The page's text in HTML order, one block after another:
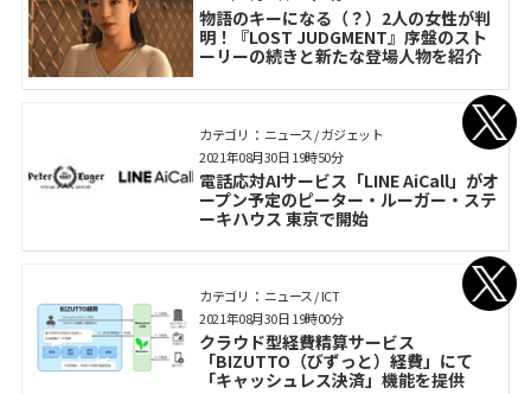
物語のキーになる（？）2人の女性が判
明！『LOST JUDGMENT』序盤のスト
ーリーの続きと新たな登場人物を紹介
カテゴリ： ニュース / ガジェット
電話応対AIサービス「LINE AiCall」がオ
ープン予定のピーター・ルーガー・ステ
ーキハウス 東京で開始
2021年08月30日 19時50分
カテゴリ： ニュース / ICT
クラウド型経費精算サービス
「BIZUTTO（びずっと）経費」にて
「キャッシュレス決済」機能を提供
2021年08月30日 19時00分